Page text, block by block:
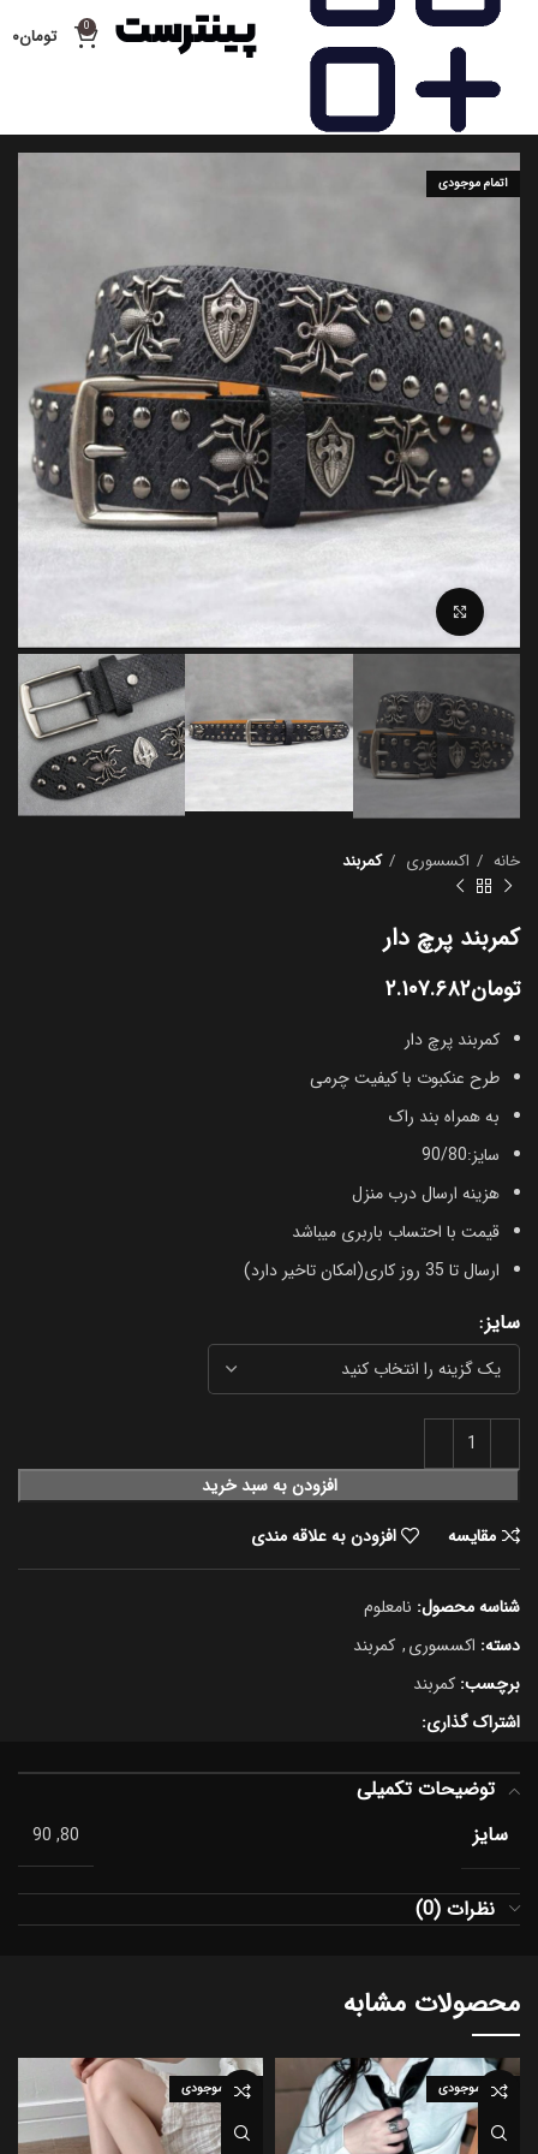
0 تومان۰
اتمام موجودی
خانه اکسسوری کمربند
کمربند پرچ دار
تومان۲.۱۰۷.۶۸۲
کمربند پرچ دار
طرح عنکبوت با کیفیت چرمی
به همراه بند راک
سایز:90/80
هزینه ارسال درب منزل
قیمت با احتساب باربری میباشد
ارسال تا 35 روز کاری(امکان تاخیر دارد)
سایز
افزودن به سبد خرید
مقایسه
افزودن به علاقه مندی
شناسه محصول: نامعلوم
دسته: اکسسوری, کمربند
برچسب: کمربند
اشتراک گذاری:
توضیحات تکمیلی
سایز
80, 90
نظرات (0)
محصولات مشابه
اتمام موجودی اتمام موجودی